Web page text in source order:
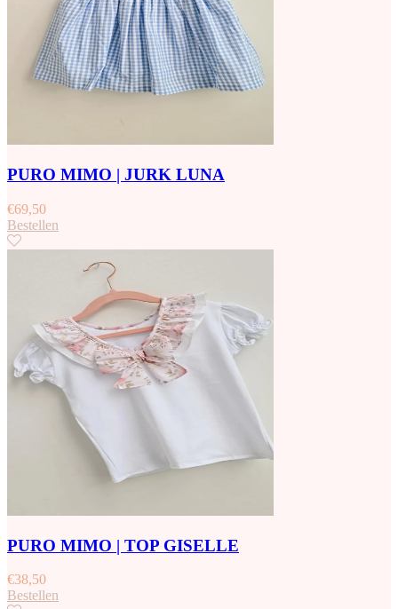
PURO MIMO | JURK LUNA
€69,50
Bestellen
PURO MIMO | TOP GISELLE
€38,50
Bestellen